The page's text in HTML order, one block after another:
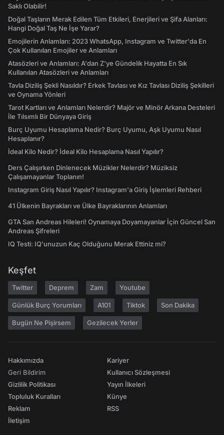
Saklı Olabilir!
Doğal Taşların Merak Edilen Tüm Etkileri, Enerjileri ve Şifa Alanları:
Hangi Doğal Taş Ne İşe Yarar?
Emojilerin Anlamları: 2023 WhatsApp, Instagram ve Twitter'da En
Çok Kullanılan Emojiler ve Anlamları
Atasözleri ve Anlamları: A'dan Z'ye Gündelik Hayatta En Sık
Kullanılan Atasözleri ve Anlamları
Tavla Diziliş Şekli Nasıldır? Erkek Tavlası ve Kız Tavlası Diziliş Şekilleri
ve Oynama Yönleri
Tarot Kartları ve Anlamları Nelerdir? Majör ve Minör Arkana Desteleri
İle Tılsımlı Bir Dünyaya Giriş
Burç Uyumu Hesaplama Nedir? Burç Uyumu, Aşk Uyumu Nasıl
Hesaplanır?
İdeal Kilo Nedir? İdeal Kilo Hesaplama Nasıl Yapılır?
Ders Çalışırken Dinlenecek Müzikler Nelerdir? Müziksiz
Çalışamayanlar Toplanın!
Instagram Giriş Nasıl Yapılır? Instagram'a Giriş İşlemleri Rehberi
41 Ülkenin Bayrakları ve Ülke Bayraklarının Anlamları
GTA San Andreas Hileleri! Oynamaya Doyamayanlar İçin Güncel San
Andreas Şifreleri
IQ Testi: IQ'unuzun Kaç Olduğunu Merak Ettiniz mi?
Keşfet
Twitter Deprem Zam Youtube
Günlük Burç Yorumları A101 Tiktok Son Dakika
Bugün Ne Pişirsem Gezilecek Yerler
Hakkımızda
Geri Bildirim
Gizlilik Politikası
Topluluk Kuralları
Reklam
İletişim
Kariyer
Kullanıcı Sözleşmesi
Yayın İlkeleri
Künye
RSS